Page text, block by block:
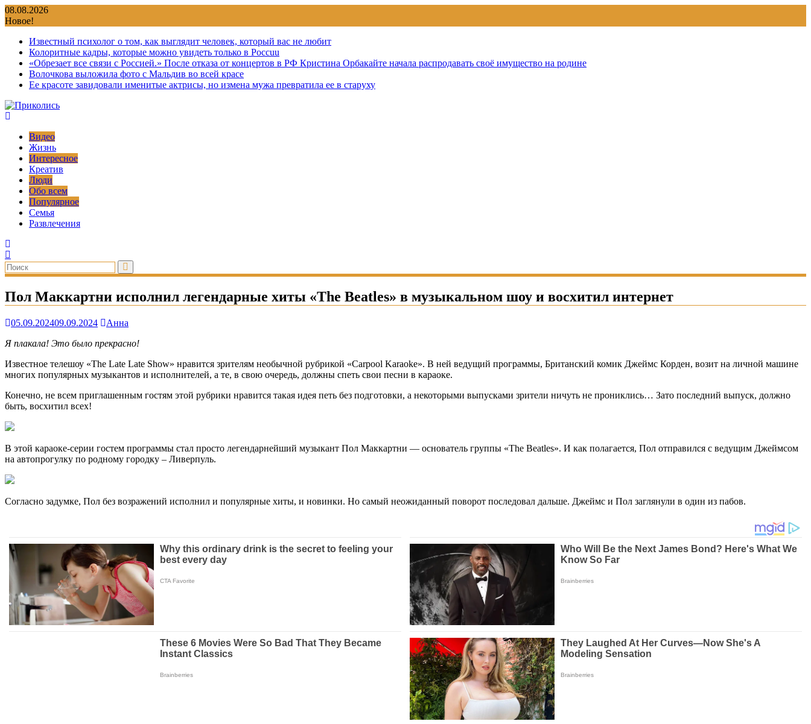
Перейти
к
08.08.2026
Новое!
Известный психолог о том, как выглядит человек, который вас не любит
Колоритные кадры, которые можно увидеть только в Россuu
«Обрезает все связи с Россией.» После отказа от концертов в РФ Кристина Орбакайте начала распродавать своё имущество на родине
Волочкова выложила фото с Мальдив во всей красе
Ее красоте завидовали именитые актрисы, но измена мужа превратила ее в старуху
Видео
Жизнь
Интересное
Креатив
Люди
Обо всем
Популярное
Семья
Развлечения
Пол Маккартни исполнил легендарные хиты «The Beatles» в музыкальном шоу и восхитил интернет
05.09.202409.09.2024
Анна
Я плакала! Это было прекрасно!
Известное телешоу «The Late Late Show» нравится зрителям необычной рубрикой «Carpool Karaoke». В ней ведущий программы, Британский комик Джеймс Корден, возит на личной машине
многих популярных музыкантов и исполнителей, а те, в свою очередь, должны спеть свои песни в караоке.
Конечно, не всем приглашенным гостям этой рубрики нравится такая идея петь без подготовки, а некоторыми выпусками зрители ничуть не прониклись… Зато последний выпуск, должно
быть, восхитил всех!
В этой караоке-серии гостем программы стал просто легендарнейший музыкант Пол Маккартни — основатель группы «The Beatles». И как полагается, Пол отправился с ведущим Джеймсом
на автопрогулку по родному городку – Ливерпуль.
Согласно задумке, Пол без возражений исполнил и популярные хиты, и новинки. Но самый неожиданный поворот последовал дальше. Джеймс и Пол заглянули в один из пабов.